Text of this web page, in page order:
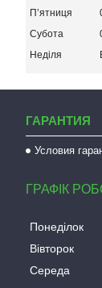
Пʼятниця
Субота
Неділя
ГАРАНТИЯ
Условия
ГРАФІК
Понеділок
Вівторок
Середа